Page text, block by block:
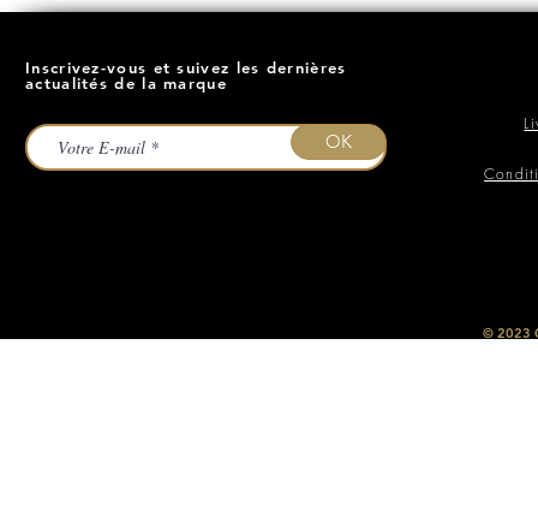
Inscrivez-vous et suivez les dernières
actualités de la marque
OK
​© 2023